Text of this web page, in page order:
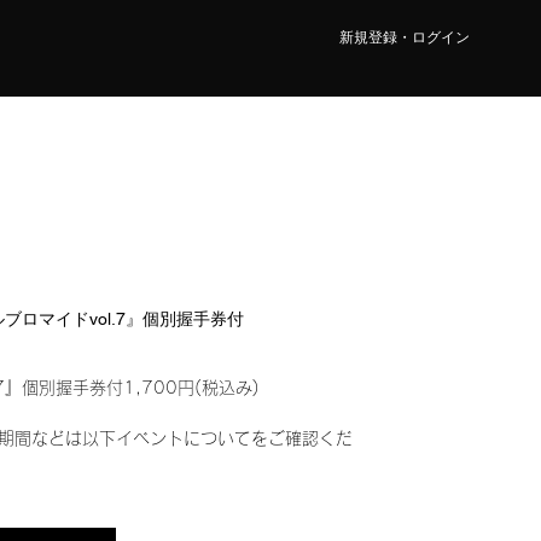
新規登録・ログイン
ロマイドvol.7』個別握手券付
』個別握手券付1,700円(税込み)
間などは以下イベントについてをご確認くだ